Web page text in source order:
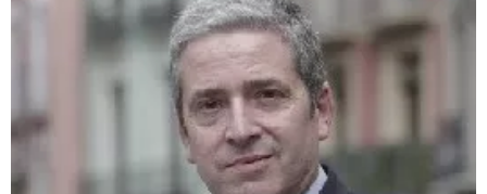
CONTACTAR
FIESTAS EN EL ALTO ARAGÓN